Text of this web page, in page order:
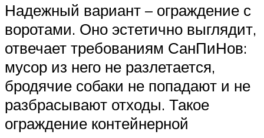
Надежный вариант – ограждение с
воротами. Оно эстетично выглядит,
отвечает требованиям СанПиНов:
мусор из него не разлетается,
бродячие собаки не попадают и не
разбрасывают отходы. Такое
ограждение контейнерной